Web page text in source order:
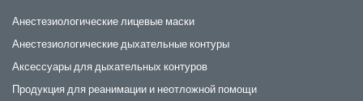
Анестезиологические лицевые маски
Анестезиологические дыхательные контуры
Аксессуары для дыхательных контуров
Продукция для реанимации и неотложной помощи